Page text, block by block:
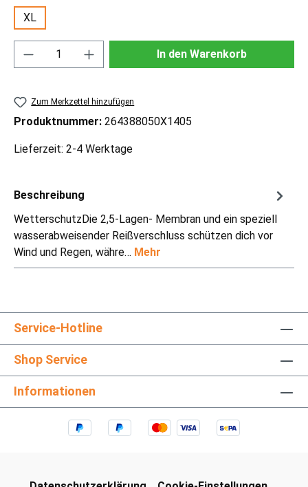
XL
Produkt Anzahl: Gib den gewünschten
In den Warenkorb
Zum Merkzettel hinzufügen
Produktnummer: 264388050X1405
Lieferzeit: 2-4 Werktage
Beschreibung
WetterschutzDie 2,5-Lagen- Membran und ein speziell
wasserabweisender Reißverschluss schützen dich vor
Wind und Regen, währe… Mehr
Service-Hotline
Shop Service
Informationen